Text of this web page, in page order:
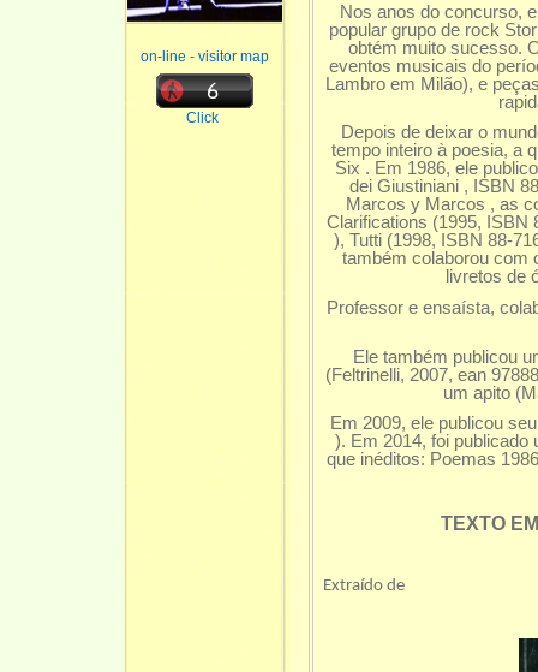
on-line - visitor map
Click
Nos anos do concurso,
popular grupo de rock
obtém muito sucesso.
eventos musicais do
Lambro em Milão), e
Depois de deixar o
tempo inteiro à poesia, a
Six . Em 1986, ele
dei Giustiniani , ISBN
Marcos y Marcos , as
Clarifications (1995, ISBN
), Tutti (1998, ISBN 88-
também colaborou com
livretos de
Professor e ensaísta,
Ele também publicou
(Feltrinelli, 2007, ean
um apito
Em 2009, ele publicou
). Em 2014, foi publicado
que inéditos: Poemas
TEXTO
Extraído de